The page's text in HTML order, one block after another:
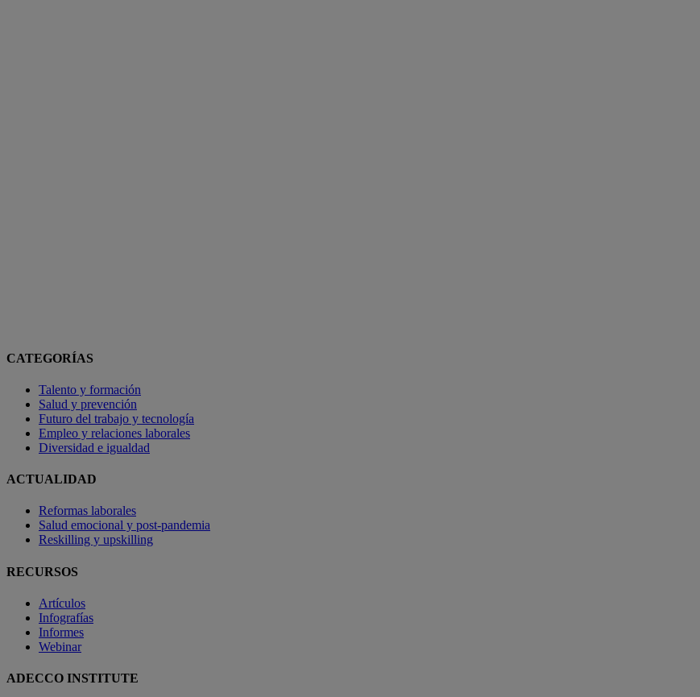
CATEGORÍAS
Talento y formación
Salud y prevención
Futuro del trabajo y tecnología
Empleo y relaciones laborales
Diversidad e igualdad
ACTUALIDAD
Reformas laborales
Salud emocional y post-pandemia
Reskilling y upskilling
RECURSOS
Artículos
Infografías
Informes
Webinar
ADECCO INSTITUTE